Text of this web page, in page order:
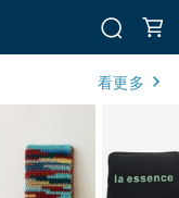
看更多